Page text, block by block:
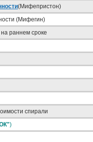
(Мифепристон)
(Мифегин)
раннем сроке
спирали
)